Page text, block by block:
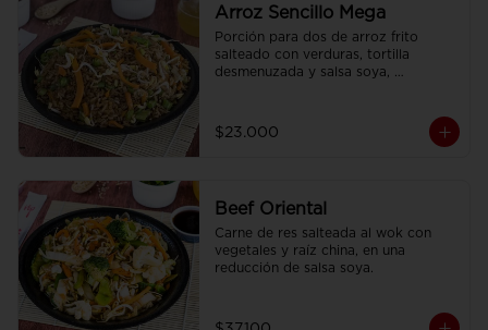
Arroz Sencillo Mega
Porción para dos de arroz frito
salteado con verduras, tortilla
desmenuzada y salsa soya,
$23.000
Beef Oriental
Carne de res salteada al wok con
vegetales y raíz china, en una
reducción de salsa soya.